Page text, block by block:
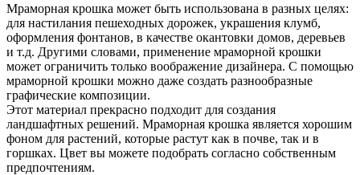
Мраморная крошка может быть использована в разных целях:
для настилания пешеходных дорожек, украшения клумб,
оформления фонтанов, в качестве окантовки домов, деревьев
и т.д. Другими словами, применение мраморной крошки
может ограничить только воображение дизайнера. С помощью
мраморной крошки можно даже создать разнообразные
графические композиции.
Этот материал прекрасно подходит для создания
ландшафтных решений. Мраморная крошка является хорошим
фоном для растений, которые растут как в почве, так и в
горшках. Цвет вы можете подобрать согласно собственным
предпочтениям.